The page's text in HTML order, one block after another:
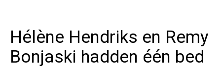
Hélène Hendriks en Remy
Bonjaski hadden één bed